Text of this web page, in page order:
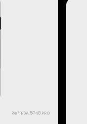
Ref: PBA.5748.PRO